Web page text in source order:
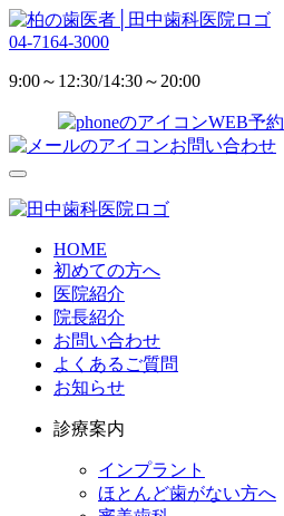
04-7164-3000
9:00～12:30/14:30～20:00
WEB予約
お問い合わせ
HOME
初めての方へ
医院紹介
院長紹介
お問い合わせ
よくあるご質問
お知らせ
診療案内
インプラント
ほとんど歯がない方へ